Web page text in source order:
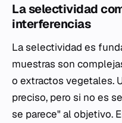
La selectividad
interferencias
La selectividad es
muestras son
o extractos vegetales.
preciso, pero si no es
se parece" al objetivo.